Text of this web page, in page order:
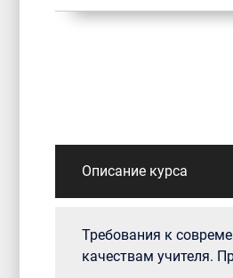
Описание курса
Требования к
качествам учителя.